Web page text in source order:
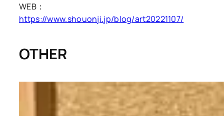
WEB：
https://www.shouonji.jp/blog/art20221107/
OTHER